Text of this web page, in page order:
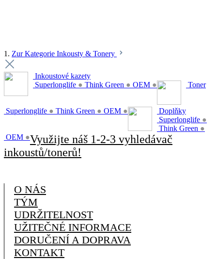
1. Zur Kategorie Inkousty & Tonery
Inkoustové kazety
Superlonglife ● Think Green ● OEM ● Toner
Superlonglife ● Think Green ● OEM ●
Doplňky
Superlonglife ●
Think Green ●
OEM ●Využijte náš 1-2-3 vyhledávač
inkoustů/tonerů!
O NÁS
TÝM
UDRŽITELNOST
UŽITEČNÉ INFORMACE
DORUČENÍ A DOPRAVA
KONTAKT